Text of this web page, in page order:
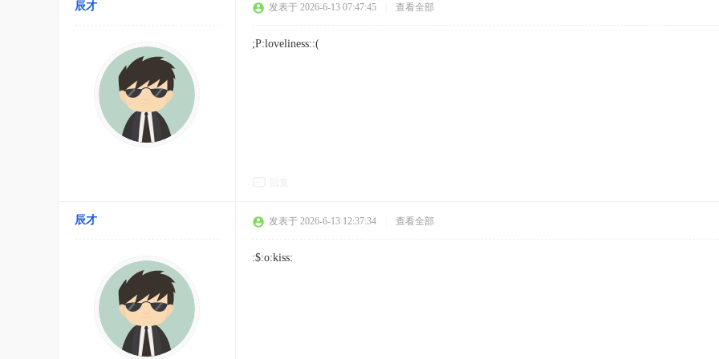
辰才 发表于 2026-6-13 07:47:45 查看全部
;P:loveliness::(
辰才 发表于 2026-6-13 12:37:34 查看全部
:$:o:kiss: